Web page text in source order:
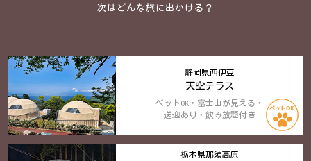
次はどんな旅に出かける？
静岡県西伊豆
天空テラス
ペットOK・富士山が見える・
送迎あり・飲み放題付き
栃木県那須高原